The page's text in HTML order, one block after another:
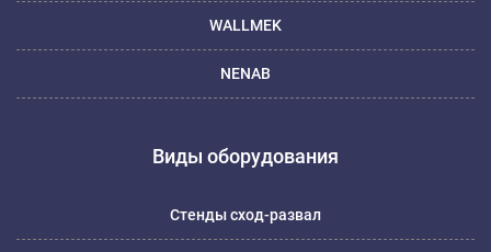
WALLMEK
NENAB
Виды оборудования
Стенды сход-развал